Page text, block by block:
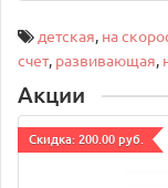
детская, на
счет, развивающая,
Акции
Cкидка: 200.00 руб.